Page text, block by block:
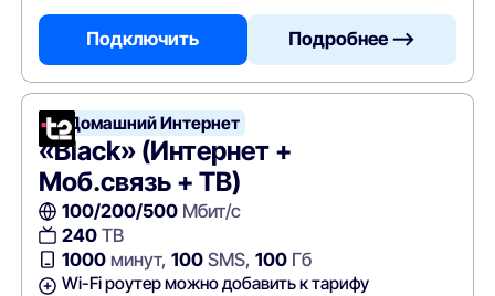
Подключить Подробнее —>
Т2 Домашний Интернет
«Black» (Интернет +
Моб.связь + ТВ)
100/200/500Мбит/с
240ТВ
1000минут, 100SMS, 100Гб
Wi-Fi роутер можно добавить к тарифу